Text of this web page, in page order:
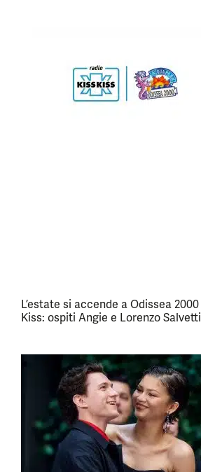
L’estate si accende a Odissea
Kiss: ospiti Angie e Lorenzo Salvetti